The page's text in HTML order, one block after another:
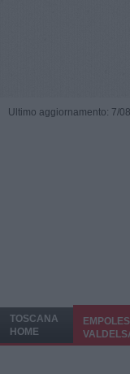
Ultimo aggiornamento: 7/
TOSCANA
HOME